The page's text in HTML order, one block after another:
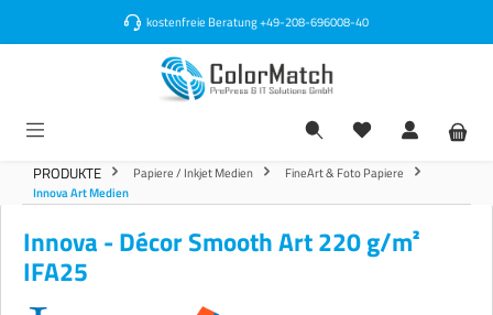
kostenfreie Beratung+49-208-696008-40
PRODUKTE Papiere / Inkjet Medien
FineArt & Foto Papiere
Innova Art Medien
Innova - Décor Smooth Art 220 g/m²
IFA25